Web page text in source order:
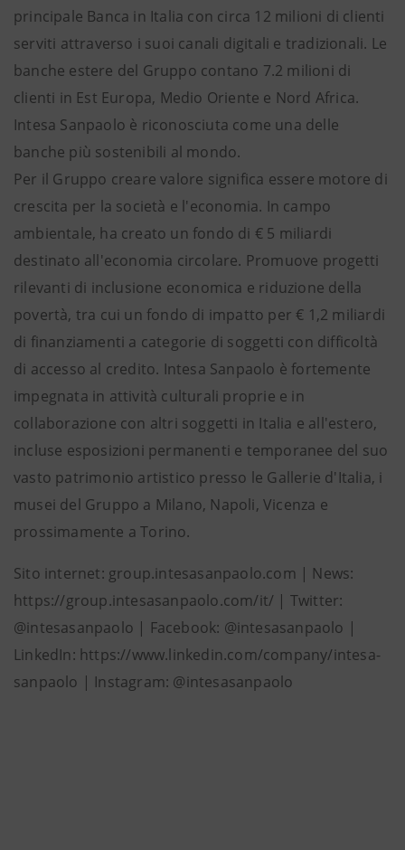
principale Banca in Italia con circa 12 milioni di clienti
serviti attraverso i suoi canali digitali e tradizionali. Le
banche estere del Gruppo contano 7.2 milioni di
clienti in Est Europa, Medio Oriente e Nord Africa.
Intesa Sanpaolo è riconosciuta come una delle
banche più sostenibili al mondo.
Per il Gruppo creare valore significa essere motore di
crescita per la società e l'economia. In campo
ambientale, ha creato un fondo di € 5 miliardi
destinato all'economia circolare. Promuove progetti
rilevanti di inclusione economica e riduzione della
povertà, tra cui un fondo di impatto per € 1,2 miliardi
di finanziamenti a categorie di soggetti con difficoltà
di accesso al credito. Intesa Sanpaolo è fortemente
impegnata in attività culturali proprie e in
collaborazione con altri soggetti in Italia e all'estero,
incluse esposizioni permanenti e temporanee del suo
vasto patrimonio artistico presso le Gallerie d'Italia, i
musei del Gruppo a Milano, Napoli, Vicenza e
prossimamente a Torino.
Sito internet: group.intesasanpaolo.com | News:
https://group.intesasanpaolo.com/it/ | Twitter:
@intesasanpaolo | Facebook: @intesasanpaolo |
LinkedIn: https://www.linkedin.com/company/intesa-
sanpaolo | Instagram: @intesasanpaolo